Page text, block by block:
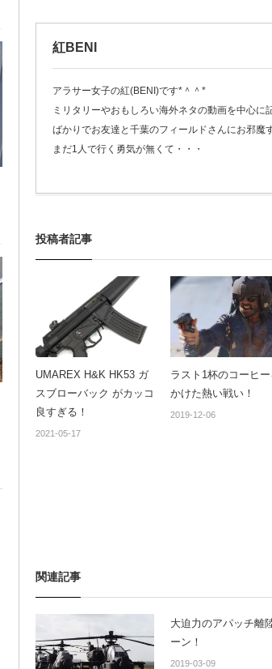
紅BENI
アラサー女子の紅(BENI)です*＾＾*
ミリタリーやおもしろい海外ネタの動画を中心
ばかりでお友達と千葉のフィールドさんにお邪魔
まだ1人で行く勇気が無くて・・・
投稿者記事
UMAREX H&K HK53 ガ
スブローバック がカッコ
良すぎる！
2021-05-17
ラスト1杯のコーヒー
かけた熱い戦い！
2019-12-06
関連記事
大迫力のアパッチ離
ーン！
2019-03-09